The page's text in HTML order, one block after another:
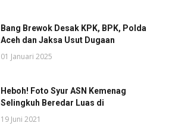
Bang Brewok Desak KPK, BPK, Polda
Aceh dan Jaksa Usut Dugaan
01 Januari 2025
Heboh! Foto Syur ASN Kemenag
Selingkuh Beredar Luas di
19 Juni 2021